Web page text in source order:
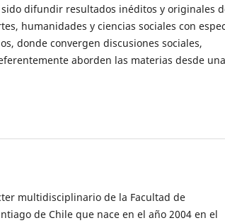
difundir resultados inéditos y originales
humanidades y ciencias sociales con
donde convergen discusiones sociales,
aborden las materias desde una
multidisciplinario de la Facultad de
de Chile que nace en el año 2004 en el